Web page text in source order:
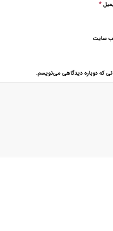
*
سایت
که دوباره دیدگاهی می‌نویسم.